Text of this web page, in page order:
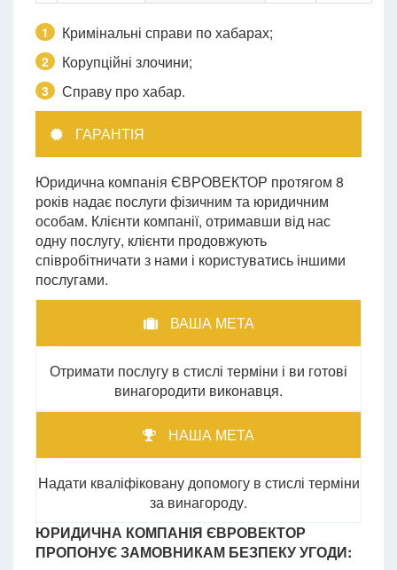
1 Кримінальні справи по хабарах;
2 Корупційні злочини;
3 Справу про хабар.
ГАРАНТІЯ
Юридична компанія ЄВРОВЕКТОР протягом 8
років надає послуги фізичним та юридичним
особам. Клієнти компанії, отримавши від нас
одну послугу, клієнти продовжують
співробітничати з нами і користуватись іншими
послугами.
ВАША МЕТА
Отримати послугу в стислі терміни і ви готові
винагородити виконавця.
НАША МЕТА
Надати кваліфіковану допомогу в стислі терміни
за винагороду.
ЮРИДИЧНА КОМПАНІЯ ЄВРОВЕКТОР
ПРОПОНУЄ ЗАМОВНИКАМ БЕЗПЕКУ УГОДИ: